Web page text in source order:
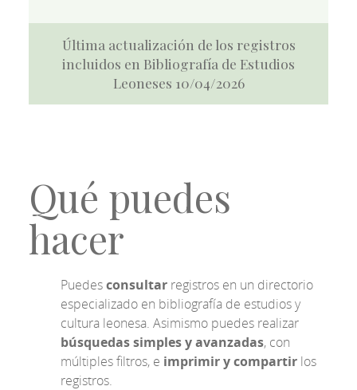
Última actualización de los registros
incluidos en Bibliografía de Estudios
Leoneses 10/04/2026
Qué puedes
hacer
Puedesconsultar registros en un directorio
especializado en bibliografía de estudios y
cultura leonesa. Asimismo puedes realizar
búsquedas simples y avanzadas, con
múltiples filtros, e imprimir y compartir los
registros.